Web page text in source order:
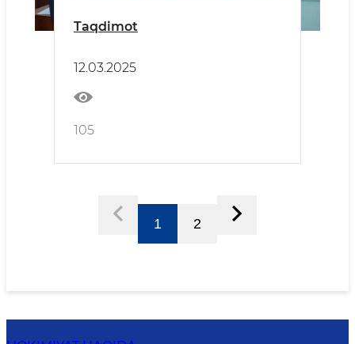
Taqdimot
12.03.2025
105
1 2